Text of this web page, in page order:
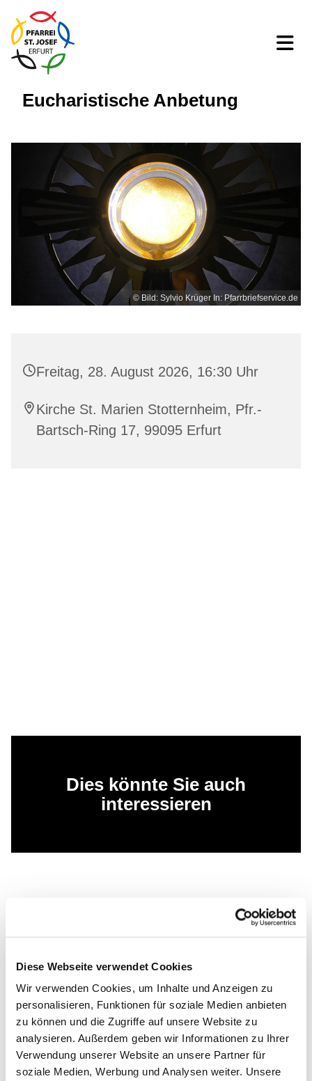
Diese Webseite verwendet Cookies
Wir verwenden Cookies, um Inhalte und Anzeigen zu
personalisieren, Funktionen für soziale Medien anbieten
zu können und die Zugriffe auf unsere Website zu
analysieren. Außerdem geben wir Informationen zu Ihrer
Verwendung unserer Website an unsere Partner für
soziale Medien, Werbung und Analysen weiter. Unsere
Eucharistische Anbetung
© Bild: Sylvio Krüger In: Pfarrbriefservice.de
Freitag, 28. August 2026, 16:30 Uhr
Kirche St. Marien Stotternheim, Pfr.-
Bartsch-Ring 17, 99095 Erfurt
Dies könnte Sie auch
interessieren